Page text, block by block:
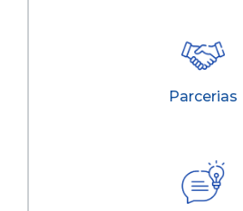
Parcerias